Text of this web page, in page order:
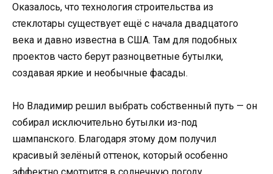
Оказалось, что технология строительства из
стеклотары существует ещё с начала двадцатого
века и давно известна в США. Там для подобных
проектов часто берут разноцветные бутылки,
создавая яркие и необычные фасады.
Но Владимир решил выбрать собственный путь — он
собирал исключительно бутылки из-под
шампанского. Благодаря этому дом получил
красивый зелёный оттенок, который особенно